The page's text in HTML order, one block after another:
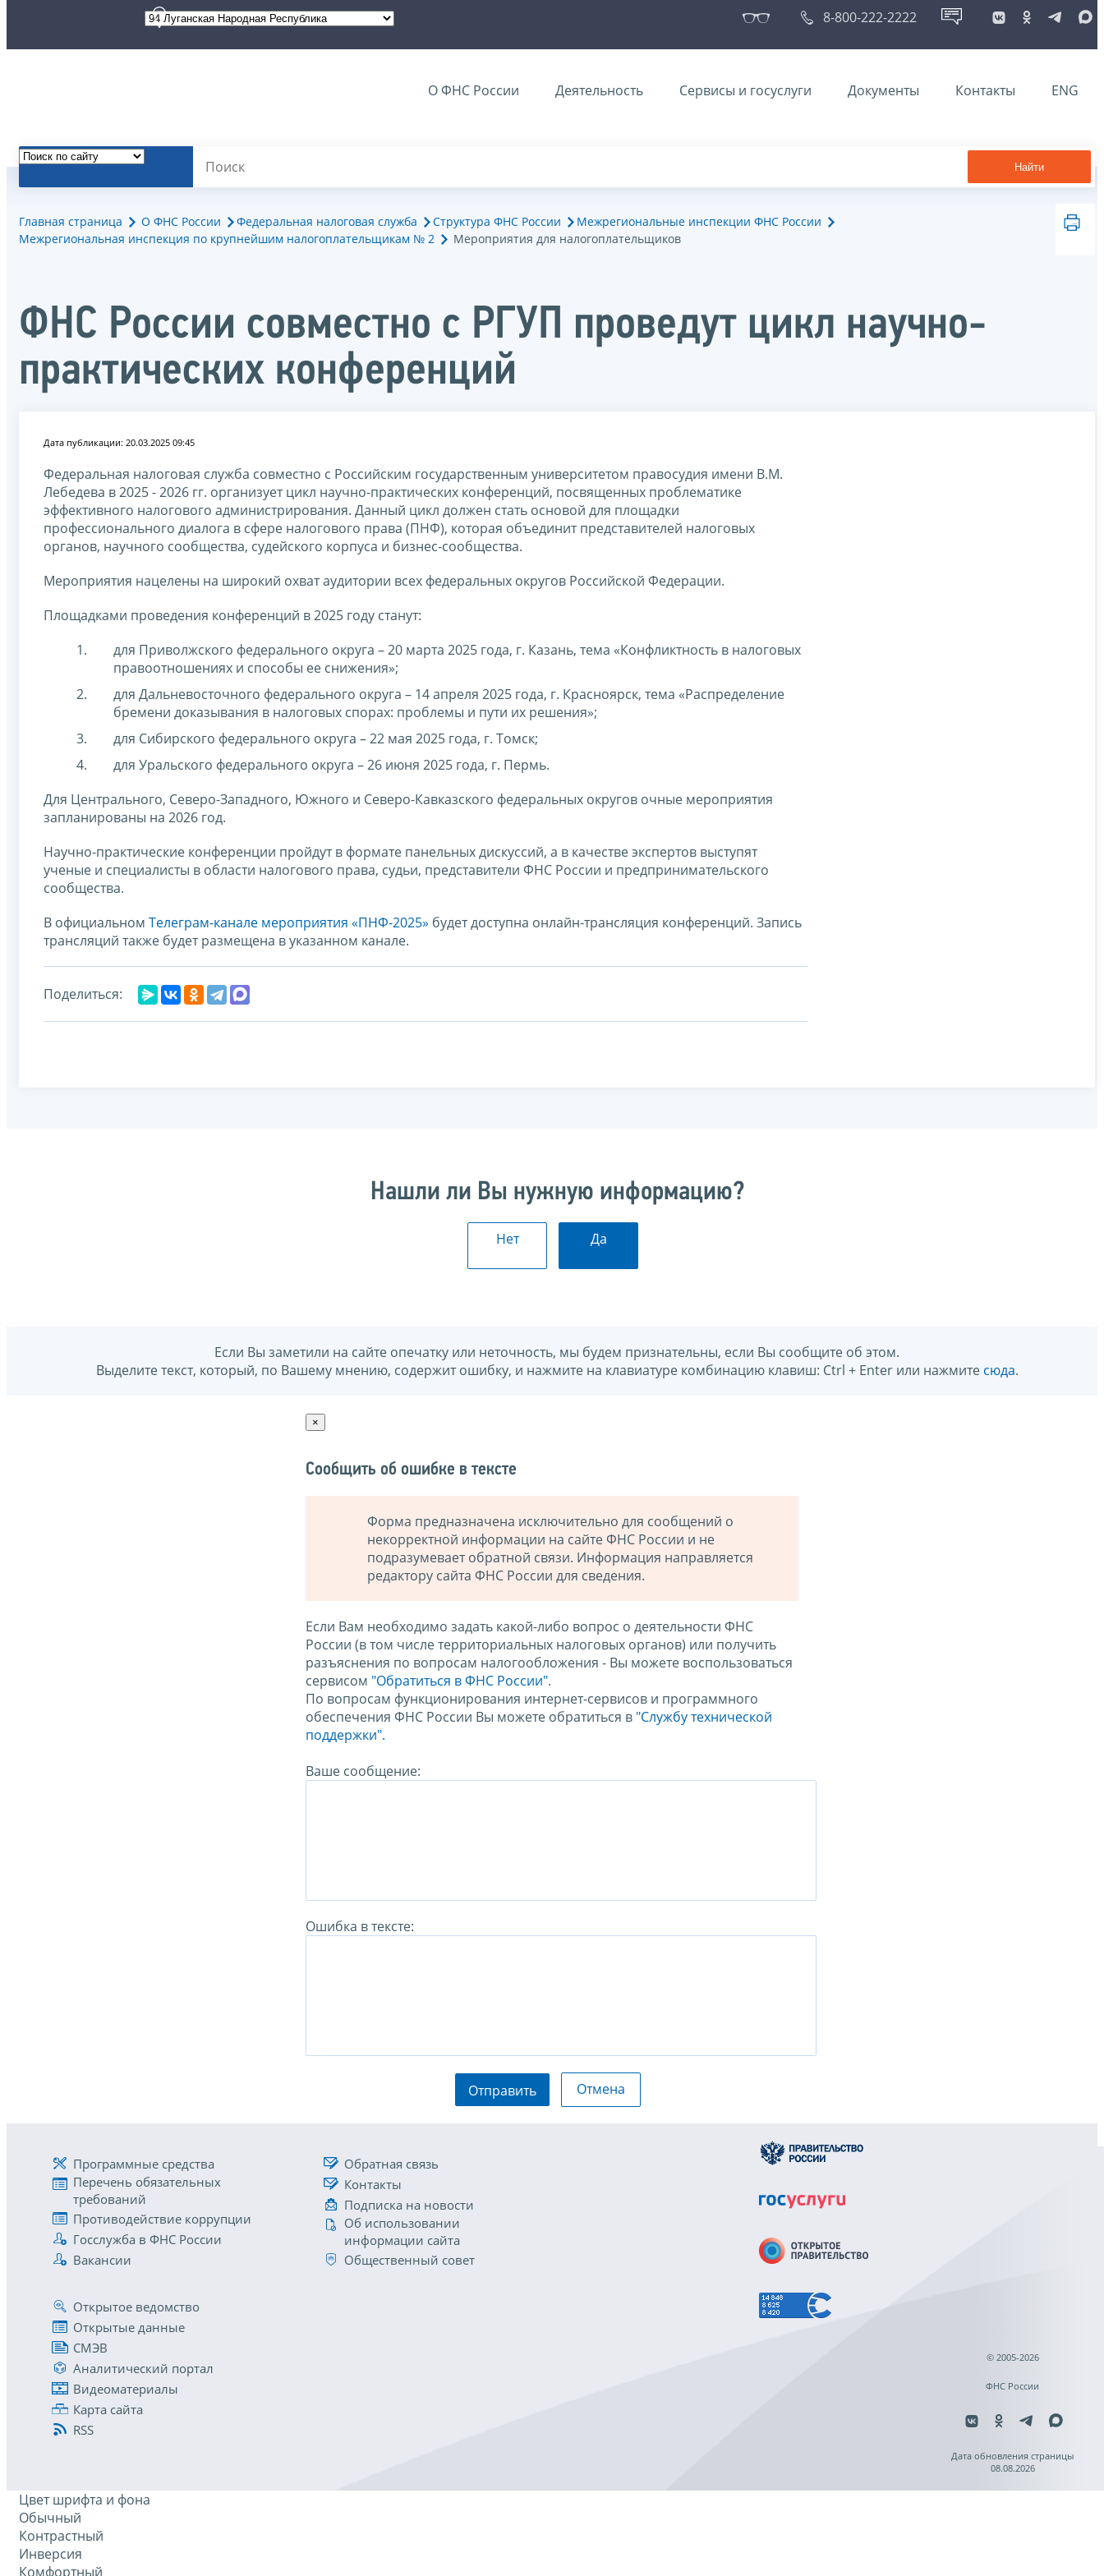
8-800-222-2222
О ФНС России Деятельность Сервисы и госуслуги Документы Контакты ENG
Найти
Главная страница О ФНС России Федеральная налоговая служба Структура ФНС России
Межрегиональные инспекции ФНС России
Межрегиональная инспекция по крупнейшим налогоплательщикам № 2
Мероприятия для налогоплательщиков
ФНС России совместно с РГУП проведут цикл научно-
практических конференций
Дата публикации: 20.03.2025 09:45
Федеральная налоговая служба совместно с Российским государственным университетом правосудия имени В.М.
Лебедева в 2025 - 2026 гг. организует цикл научно-практических конференций, посвященных проблематике
эффективного налогового администрирования. Данный цикл должен стать основой для площадки
профессионального диалога в сфере налогового права (ПНФ), которая объединит представителей налоговых
органов, научного сообщества, судейского корпуса и бизнес-сообщества.
Мероприятия нацелены на широкий охват аудитории всех федеральных округов Российской Федерации.
Площадками проведения конференций в 2025 году станут:
для Приволжского федерального округа – 20 марта 2025 года, г. Казань, тема «Конфликтность в налоговых
правоотношениях и способы ее снижения»;
для Дальневосточного федерального округа – 14 апреля 2025 года, г. Красноярск, тема «Распределение
бремени доказывания в налоговых спорах: проблемы и пути их решения»;
для Сибирского федерального округа – 22 мая 2025 года, г. Томск;
для Уральского федерального округа – 26 июня 2025 года, г. Пермь.
Для Центрального, Северо-Западного, Южного и Северо-Кавказского федеральных округов очные мероприятия
запланированы на 2026 год.
Научно-практические конференции пройдут в формате панельных дискуссий, а в качестве экспертов выступят
ученые и специалисты в области налогового права, судьи, представители ФНС России и предпринимательского
сообщества.
В официальном Телеграм-канале мероприятия «ПНФ-2025» будет доступна онлайн-трансляция конференций. Запись
трансляций также будет размещена в указанном канале.
Поделиться:
Нашли ли Вы нужную информацию?
Нет Да
Если Вы заметили на сайте опечатку или неточность, мы будем признательны, если Вы сообщите об этом.
Выделите текст, который, по Вашему мнению, содержит ошибку, и нажмите на клавиатуре комбинацию клавиш: Ctrl + Enter или нажмите сюда.
×
Сообщить об ошибке в тексте
Форма предназначена исключительно для сообщений о
некорректной информации на сайте ФНС России и не
подразумевает обратной связи. Информация направляется
редактору сайта ФНС России для сведения.
Если Вам необходимо задать какой-либо вопрос о деятельности ФНС
России (в том числе территориальных налоговых органов) или получить
разъяснения по вопросам налогообложения - Вы можете воспользоваться
сервисом "Обратиться в ФНС России".
По вопросам функционирования интернет-сервисов и программного
обеспечения ФНС России Вы можете обратиться в "Службу технической
поддержки".
Ваше сообщение:
Ошибка в тексте:
Отправить Отмена
Программные средства
Перечень обязательных
требований
Противодействие коррупции
Госслужба в ФНС России
Вакансии
Обратная связь
Контакты
Подписка на новости
Об использовании
информации сайта
Общественный совет
Открытое ведомство
Открытые данные
СМЭВ
Аналитический портал
Видеоматериалы
Карта сайта
RSS
© 2005-2026
ФНС России
Дата обновления страницы
08.08.2026
Цвет шрифта и фона
Обычный
Контрастный
Инверсия
Комфортный